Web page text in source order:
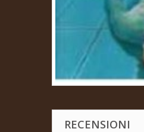
RECENSIONI